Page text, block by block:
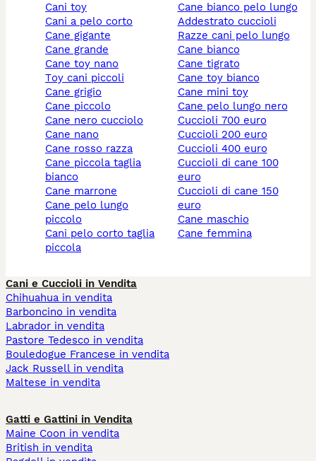
cani toy
cani a pelo corto
cane gigante
cane grande
cane toy nano
toy cani piccoli
cane grigio
cane piccolo
cane nero cucciolo
cane nano
cane rosso razza
cane piccola taglia
bianco
cane marrone
cane pelo lungo
piccolo
cani pelo corto taglia
piccola
cane bianco pelo lungo
addestrato cuccioli
razze cani pelo lungo
cane bianco
cane tigrato
cane toy bianco
cane mini toy
cane pelo lungo nero
cuccioli 700 euro
cuccioli 200 euro
cuccioli 400 euro
cuccioli di cane 100
euro
cuccioli di cane 150
euro
cane maschio
cane femmina
Cani e Cuccioli in Vendita
Chihuahua in vendita
Barboncino in vendita
Labrador in vendita
Pastore Tedesco in vendita
Bouledogue Francese in vendita
Jack Russell in vendita
Maltese in vendita
Gatti e Gattini in Vendita
Maine Coon in vendita
British in vendita